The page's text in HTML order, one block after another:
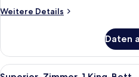
Weitere Details
Weitere
Zweibettzimmer
Daten
Alle7